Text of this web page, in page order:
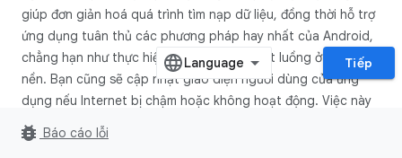
giúp đơn giản hoá quá trình tìm nạp dữ liệu, đồng thời hỗ trợ
ứng dụng tuân thủ các phương pháp hay nhất của Android,
chẳng hạn như thực hiện thao tác trên một luồng ở chế độ
nền. Bạn cũng sẽ cập nhật giao diện người dùng của ứng
dụng nếu Internet bị chậm hoặc không hoạt động. Việc này
giúp người dùng luôn nắm được mọi vấn đề về kết nối mạng.
Tiếp
bug_report Báo cáo lỗi